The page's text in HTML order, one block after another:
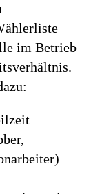
im Betrieb